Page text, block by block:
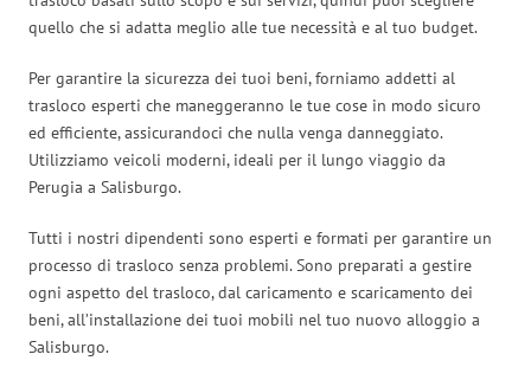
quello che si adatta meglio alle tue necessità e al tuo budget.
Per garantire la sicurezza dei tuoi beni, forniamo addetti al
trasloco esperti che maneggeranno le tue cose in modo sicuro
ed efficiente, assicurandoci che nulla venga danneggiato.
Utilizziamo veicoli moderni, ideali per il lungo viaggio da
Perugia a Salisburgo.
Tutti i nostri dipendenti sono esperti e formati per garantire un
processo di trasloco senza problemi. Sono preparati a gestire
ogni aspetto del trasloco, dal caricamento e scaricamento dei
beni, all’installazione dei tuoi mobili nel tuo nuovo alloggio a
Salisburgo.